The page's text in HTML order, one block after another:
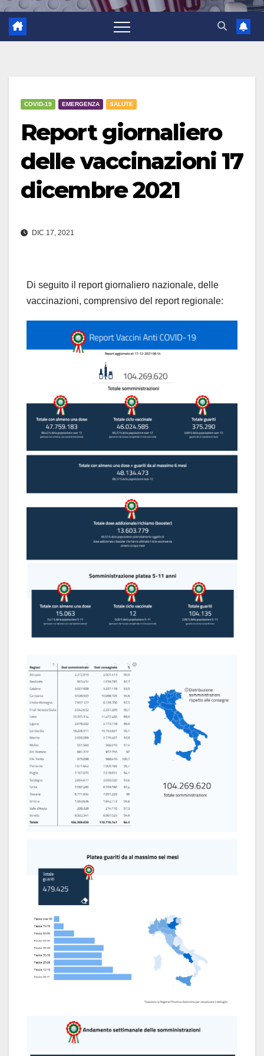
COVID-19 EMERGENZA SALUTE
Report giornaliero
delle vaccinazioni 17
dicembre 2021
DIC 17, 2021
Di seguito il report giornaliero nazionale, delle
vaccinazioni, comprensivo del report regionale: